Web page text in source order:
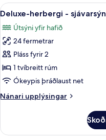
sjávarsýn
Skoða
allar
myndir
fyrir
Deluxe-
herbergi
-
6
Deluxe-herbergi - sjávarsýn
Útsýni yfir hafið
24 fermetrar
Pláss fyrir 2
1 tvíbreitt rúm
Ókeypis þráðlaust net
Nánari upplýsingar
Nánari
herbergi